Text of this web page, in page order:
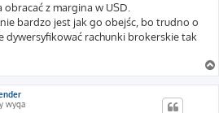
obracać z margina w USD.
bardzo jest jak go obejśc, bo trudno o
dywersyfikować rachunki brokerskie tak
wyga